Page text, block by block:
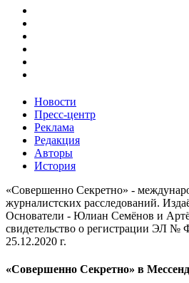
Новости
Пресс-центр
Реклама
Редакция
Авторы
История
«Совершенно Секретно» -
журналистских расследований.
Основатели - Юлиан Семёнов и
свидетельство о регистрации ЭЛ №
25.12.2020 г.
«Совершенно Секретно» в